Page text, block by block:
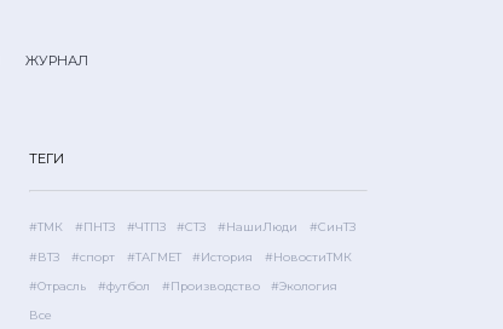
ЖУРНАЛ
ТЕГИ
#ТМК #ПНТЗ #ЧТПЗ #СТЗ #НашиЛюди #СинТЗ
#ВТЗ #спорт #ТАГМЕТ #История #НовостиТМК
#Отрасль #футбол #Производство #Экология
Все